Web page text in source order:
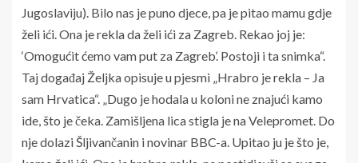
Jugoslaviju). Bilo nas je puno djece, pa je pitao mamu gdje
želi ići. Ona je rekla da želi ići za Zagreb. Rekao joj je:
‘Omogućit ćemo vam put za Zagreb’. Postoji i ta snimka“.
Taj događaj Željka opisuje u pjesmi „Hrabro je rekla – Ja
sam Hrvatica“. „Dugo je hodala u koloni ne znajući kamo
ide, što je čeka. Zamišljena lica stigla je na Velepromet. Do
nje dolazi Šljivančanin i novinar BBC-a. Upitao ju je što je,